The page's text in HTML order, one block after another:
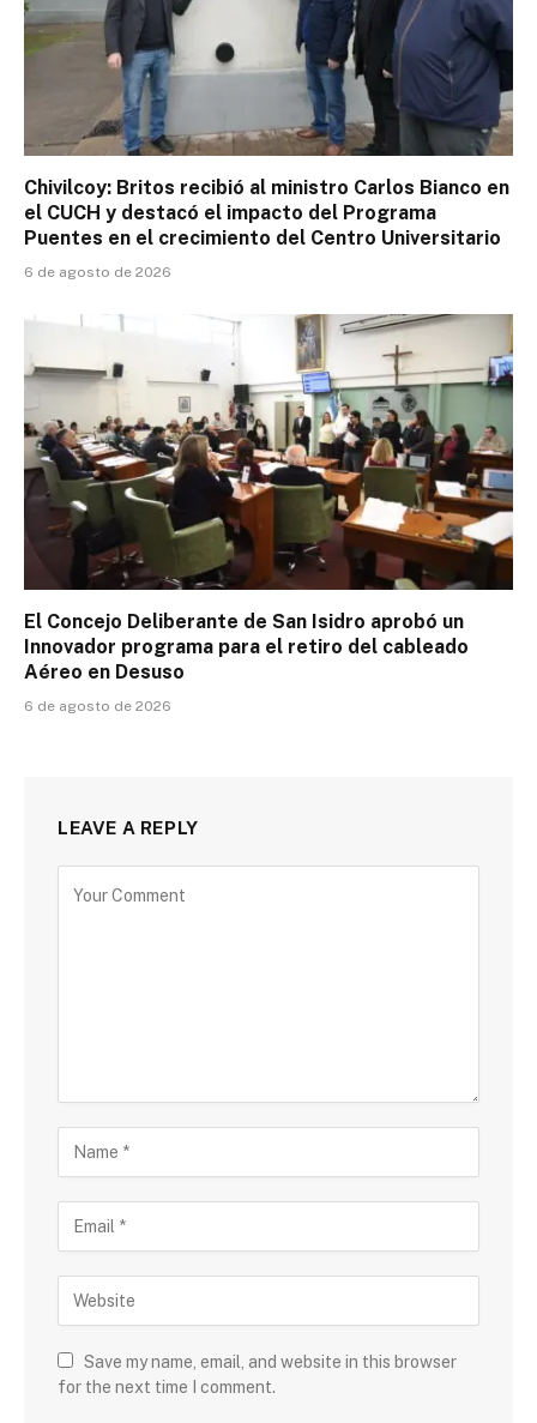
Chivilcoy: Britos recibió al ministro Carlos Bianco en
el CUCH y destacó el impacto del Programa
Puentes en el crecimiento del Centro Universitario
6 de agosto de 2026
El Concejo Deliberante de San Isidro aprobó un
Innovador programa para el retiro del cableado
Aéreo en Desuso
6 de agosto de 2026
LEAVE A REPLY
Save my name, email, and website in this browser
for the next time I comment.